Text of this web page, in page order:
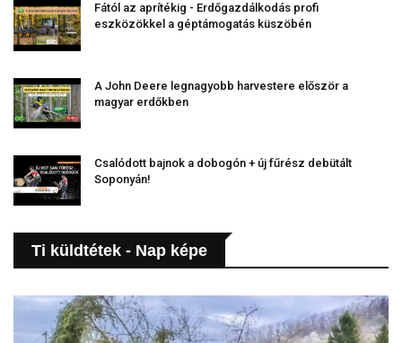
Fától az aprítékig - Erdőgazdálkodás profi
eszközökkel a géptámogatás küszöbén
A John Deere legnagyobb harvestere először a
magyar erdőkben
Csalódott bajnok a dobogón + új fűrész debütált
Soponyán!
Ti küldtétek - Nap képe